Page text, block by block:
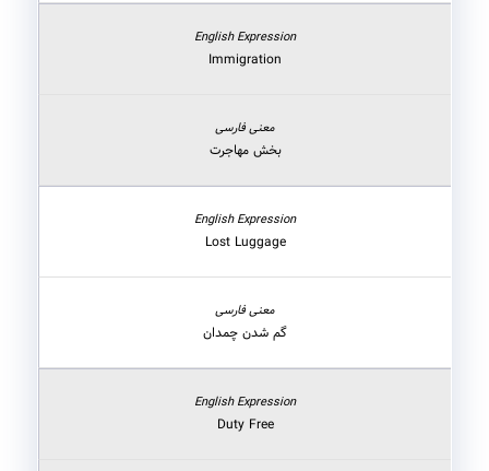
Immigration
بخش مهاجرت
Lost Luggage
گم شدن چمدان
Duty Free